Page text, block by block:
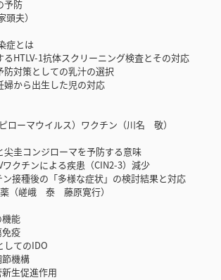
防
夫）
とは
1抗体スクリーニング検査とその対応
策としての乳汁の選択
ら出生した児の対応
ーマウイルス）ワクチン（川名 敬）
コンジローマを予防する意味
チンによる疾患（CIN2-3）減少
種後の「多様な症状」の検討結果と対応
嵯峨 泰 藤原寛行）
能
疫
てのIDO
機構
促進作用